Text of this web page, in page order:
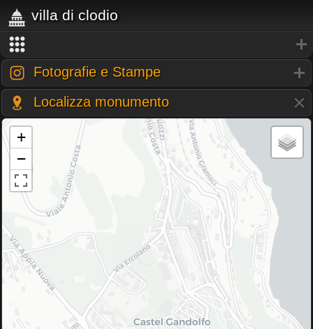
villa di clodio
Fotografie e Stampe
Localizza monumento
+
−